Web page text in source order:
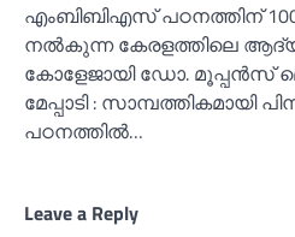
എംബിബിഎസ് പഠനത്തിന്
നൽകുന്ന കേരളത്തിലെ
കോളേജായി ഡോ. മൂപ്പൻസ്
മേപ്പാടി : സാമ്പത്തികമായി
പഠനത്തിൽ…
Leave a Reply